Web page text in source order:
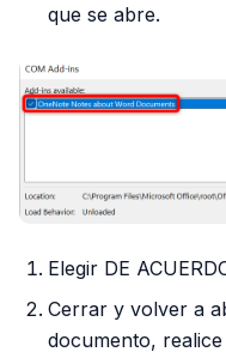
que se abre.
Elegir DE
Cerrar y volver a
documento,